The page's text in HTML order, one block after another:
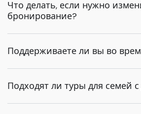
Что делать, если нужно
бронирование?
Поддерживаете ли вы во
Подходят ли туры для семей